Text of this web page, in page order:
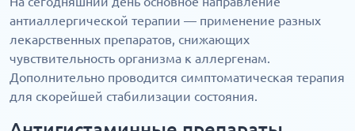
антиаллергической терапии — применение разных
лекарственных препаратов, снижающих
чувствительность организма к аллергенам.
Дополнительно проводится симптоматическая терапия
для скорейшей стабилизации состояния.